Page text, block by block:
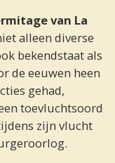
van La
alleen diverse
bekendstaat als
de eeuwen heen
gehad,
toevluchtsoord
zijn vlucht